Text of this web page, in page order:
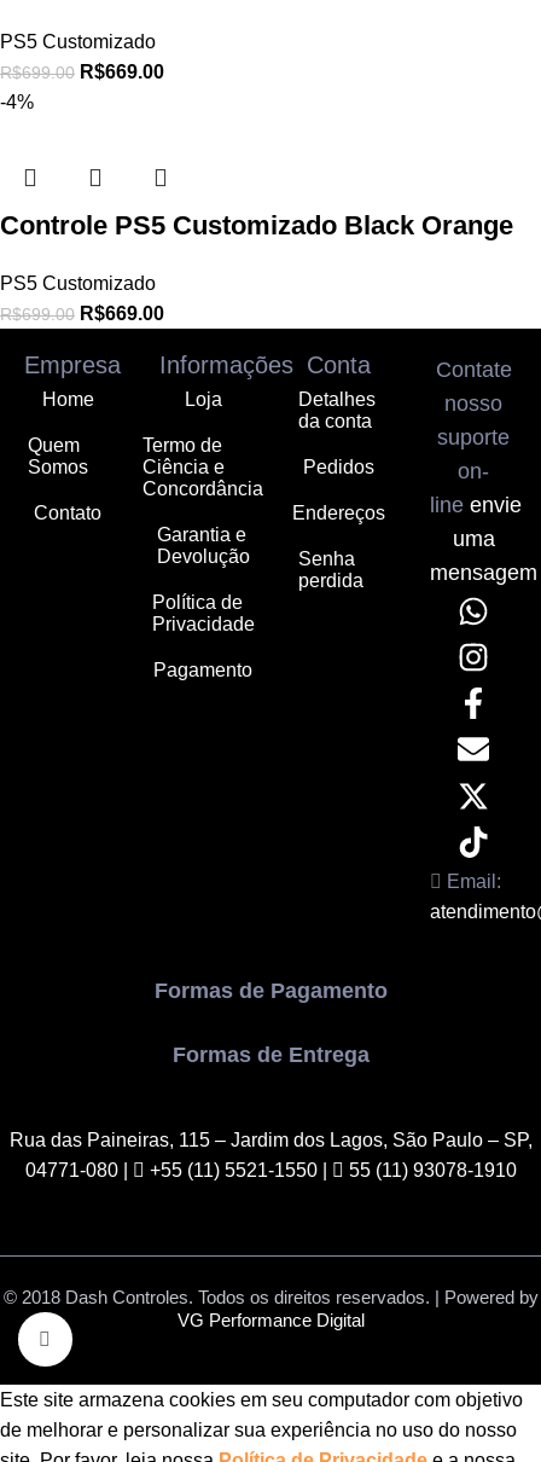
Clique para ampliar
PS5 Customizado
R$699.00 R$669.00
-4%
Controle PS5 Customizado Black Orange
PS5 Customizado
R$699.00 R$669.00
Empresa
Home
Quem
Somos
Contato
Informações
Loja
Termo de
Ciência e
Concordância
Garantia e
Devolução
Política de
Privacidade
Pagamento
Conta
Detalhes
da conta
Pedidos
Endereços
Senha
perdida
Contate
nosso
suporte
on-
line envie
uma
mensagem
Email:
Formas de Pagamento
Formas de Entrega
Rua das Paineiras, 115 – Jardim dos Lagos, São Paulo – SP,
04771-080| +55 (11) 5521-1550 | 55 (11) 93078-1910
© 2018 Dash Controles. Todos os direitos reservados. | Powered by
VG Performance Digital
Este site armazena cookies em seu computador com objetivo
de melhorar e personalizar sua experiência no uso do nosso